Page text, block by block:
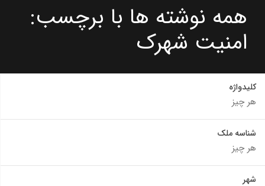
همه نوشته ها با برچسب:
امنیت شهرک
کلیدواژه
شناسه ملک
شهر